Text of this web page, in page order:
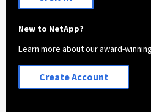
New to NetApp?
Learn more about our award-
Create Account